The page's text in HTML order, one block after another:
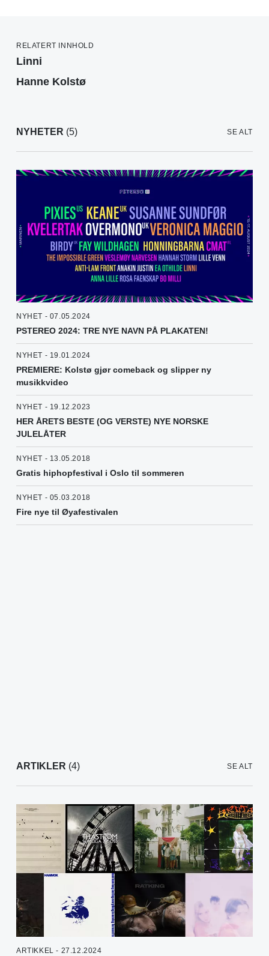
RELATERT INNHOLD
Linni
Hanne Kolstø
NYHETER (5) SE ALT
NYHET - 07.05.2024
PSTEREO 2024: TRE NYE NAVN PÅ PLAKATEN!
NYHET - 19.01.2024
PREMIERE: Kolstø gjør comeback og slipper ny
musikkvideo
NYHET - 19.12.2023
HER ÅRETS BESTE (OG VERSTE) NYE NORSKE
JULELÅTER
NYHET - 13.05.2018
Gratis hiphopfestival i Oslo til sommeren
NYHET - 05.03.2018
Fire nye til Øyafestivalen
ARTIKLER (4) SE ALT
ARTIKKEL - 27.12.2024